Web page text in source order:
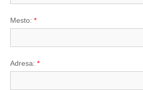
Mesto: *
Adresa: *